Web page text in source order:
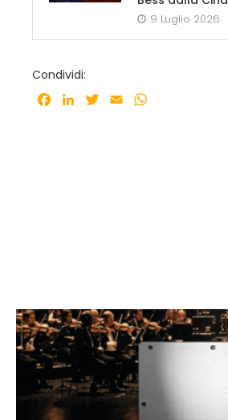
9 Luglio 2026
Condividi:
Facebook
LinkedInTwitter
Email